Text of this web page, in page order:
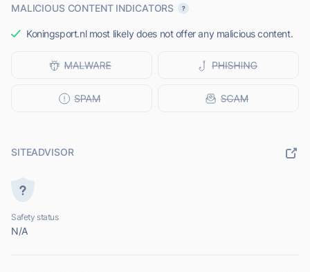
MALICIOUS CONTENT INDICATORS
Koningsport.nl most likely does not offer any malicious content.
SITEADVISOR
Safety status
N/A